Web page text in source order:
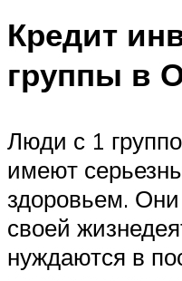
Кредит
группы в
Люди с 1
имеют
здоровьем.
своей
нуждаются в